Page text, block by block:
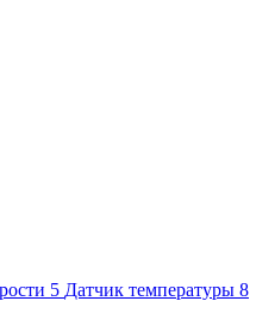
5 Датчик температуры 8